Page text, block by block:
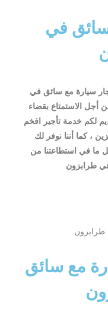
في
سيارة مع سائق في
أجل الاستمتاع بقضاء
لكم خدمة تأجير افخم
، كما أننا نوفر لك
ما في استطاعتنا من
طرابزون
مع سائق